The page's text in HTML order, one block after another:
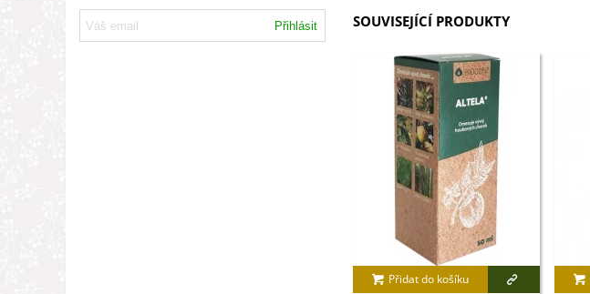
Přihlásit SOUVISEJÍCÍ PRODUKTY
Přidat do košíku